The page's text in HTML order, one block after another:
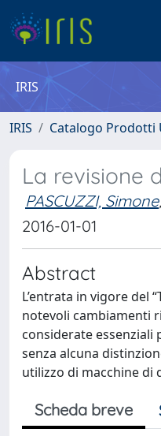
IRIS
IRIS Catalogo Prodotti
La revisione
PASCUZZI, Simone;
2016-01-01
Abstract
L’entrata in vigore del
notevoli cambiamenti
considerate
senza alcuna
utilizzo di macchine di
Scheda breve